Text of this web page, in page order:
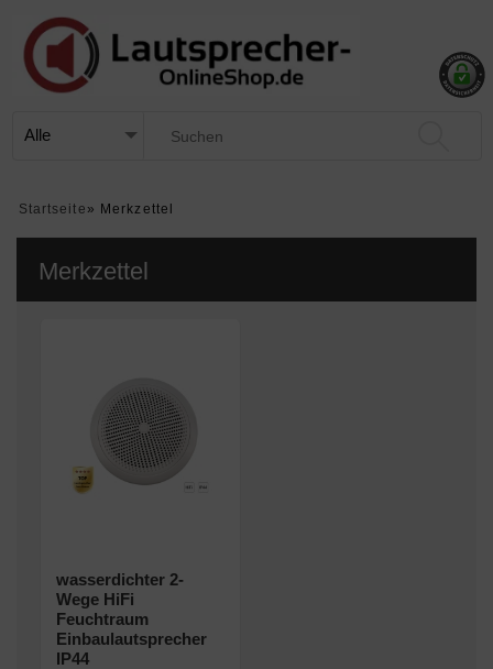
Startseite » Merkzettel
Merkzettel
wasserdichter 2-
Wege HiFi
Feuchtraum
Einbaulautsprecher
IP44